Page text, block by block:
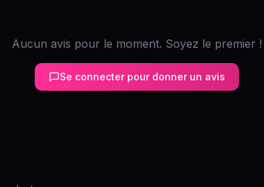
Aucun avis pour le moment. Soyez le premier !
Se connecter pour donner un avis